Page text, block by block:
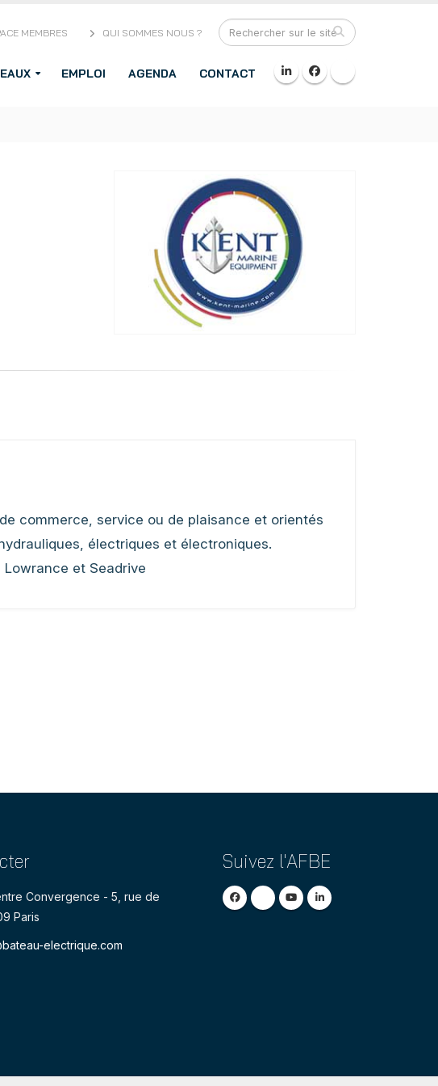
MEMBRES QUI SOMMES NOUS ?
EMPLOI AGENDA CONTACT
commerce, service ou de plaisance et orientés
électriques et électroniques.
et Seadrive
Convergence - 5, rue de
Paris
electrique.com
Suivez l'AFBE